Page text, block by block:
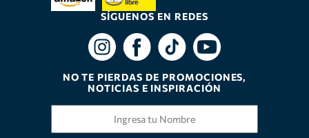
SÍGUENOS EN REDES
NO TE PIERDAS DE PROMOCIONES,
NOTICIAS E INSPIRACIÓN